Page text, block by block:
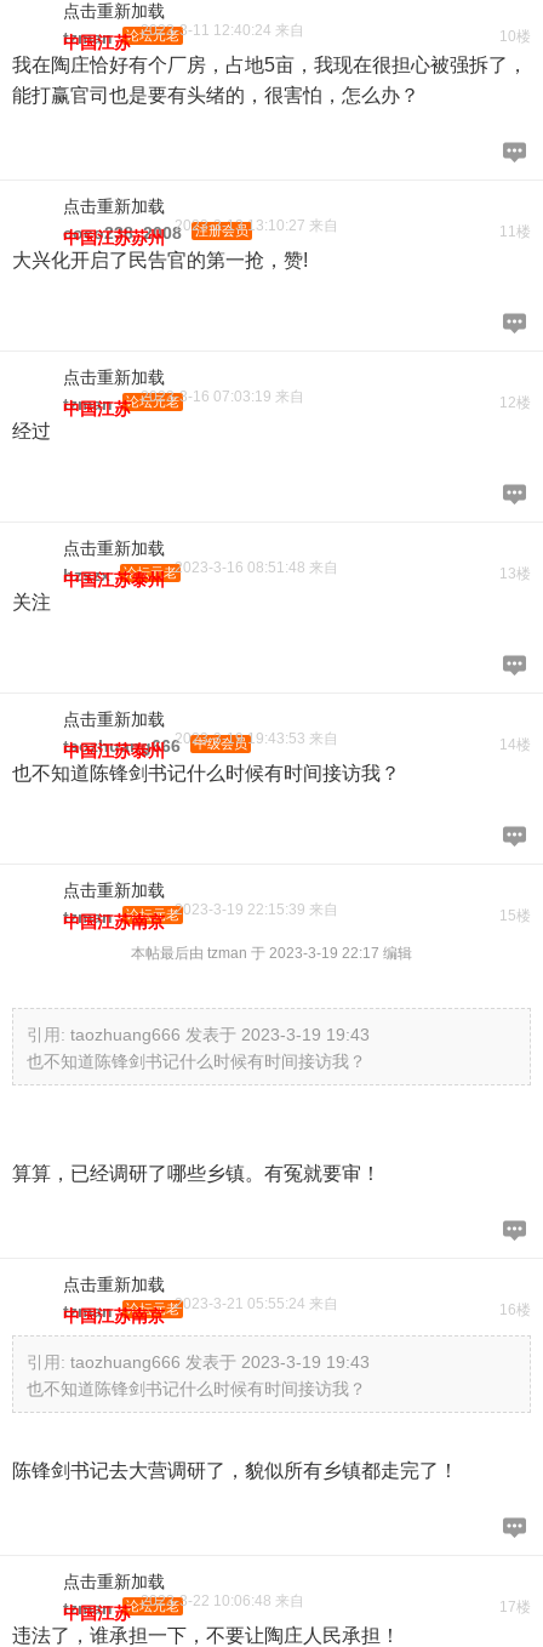
点击重新加载
10楼
tzman 论坛元老
2023-3-11 12:40:24 来自
中国江苏
我在陶庄恰好有个厂房，占地5亩，我现在很担心被强拆了，
能打赢官司也是要有头绪的，很害怕，怎么办？
点击重新加载
11楼
coco238_2008 注册会员
2023-3-13 13:10:27 来自
中国江苏苏州
大兴化开启了民告官的第一抢，赞!
点击重新加载
12楼
tzman 论坛元老
2023-3-16 07:03:19 来自
中国江苏
经过
点击重新加载
13楼
hzszx 论坛元老2023-3-16 08:51:48 来自
中国江苏泰州
关注
点击重新加载
14楼
taozhuang666 中级会员
2023-3-19 19:43:53 来自
中国江苏泰州
也不知道陈锋剑书记什么时候有时间接访我？
点击重新加载
15楼
tzman 论坛元老2023-3-19 22:15:39 来自
中国江苏南京
本帖最后由 tzman 于 2023-3-19 22:17 编辑
引用: taozhuang666 发表于 2023-3-19 19:43
也不知道陈锋剑书记什么时候有时间接访我？
算算，已经调研了哪些乡镇。有冤就要审！
点击重新加载
16楼
tzman 论坛元老2023-3-21 05:55:24 来自
中国江苏南京
引用: taozhuang666 发表于 2023-3-19 19:43
也不知道陈锋剑书记什么时候有时间接访我？
陈锋剑书记去大营调研了，貌似所有乡镇都走完了！
点击重新加载
17楼
tzman 论坛元老
2023-3-22 10:06:48 来自
中国江苏
违法了，谁承担一下，不要让陶庄人民承担！